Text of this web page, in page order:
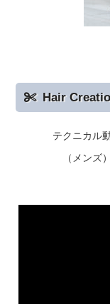
Hair
テクニカル
（メンズ）